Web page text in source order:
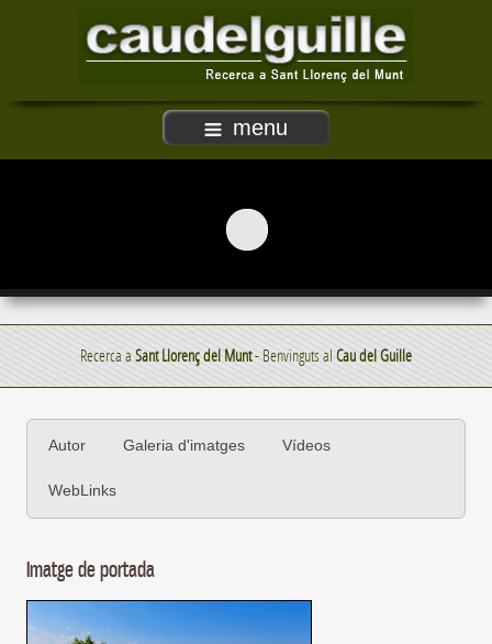
menu
Recerca a Sant Llorenç del Munt- Benvinguts al Cau del Guille
Autor Galeria d'imatges Vídeos
WebLinks
Imatge de portada